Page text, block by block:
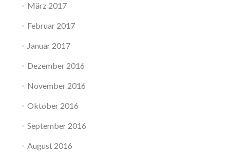
März 2017
Februar 2017
Januar 2017
Dezember 2016
November 2016
Oktober 2016
September 2016
August 2016